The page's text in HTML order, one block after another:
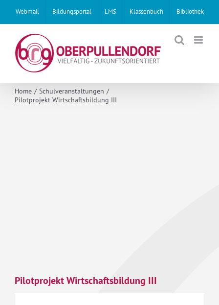
content
Webmail Bildungsportal LMS Klassenbuch Bibliothek
Home
Schulveranstaltungen
Pilotprojekt Wirtschaftsbildung III
Pilotprojekt Wirtschaftsbildung III